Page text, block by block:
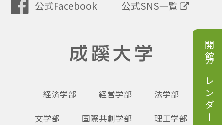
公式Facebook 公式SNS一覧
経済学部 経営学部 法学部
文学部 国際共創学部 理工学部 開館カレンダー